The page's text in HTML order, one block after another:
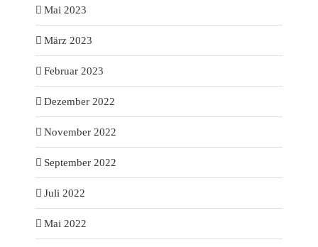
Mai 2023
März 2023
Februar 2023
Dezember 2022
November 2022
September 2022
Juli 2022
Mai 2022